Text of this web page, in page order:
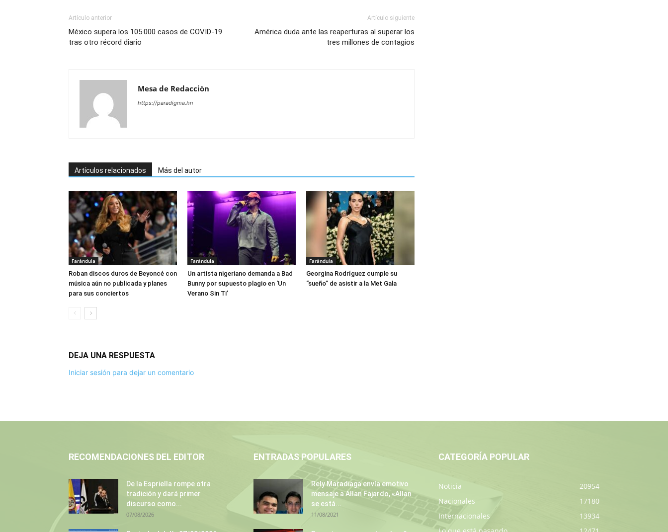
Artículo anterior
México supera los 105.000 casos de COVID-19
tras otro récord diario
Artículo siguiente
América duda ante las reaperturas al superar los
tres millones de contagios
Mesa de Redacciòn
https://paradigma.hn
Artículos relacionados Más del autor
Farándula
Roban discos duros de Beyoncé con
música aún no publicada y planes
para sus conciertos
Farándula
Un artista nigeriano demanda a Bad
Bunny por supuesto plagio en ‘Un
Verano Sin Ti’
Farándula
Georgina Rodríguez cumple su
“sueño” de asistir a la Met Gala
DEJA UNA RESPUESTA
Iniciar sesión para dejar un comentario
RECOMENDACIONES DEL EDITOR
De la Espriella rompe otra
tradición y dará primer
discurso como...
07/08/2026
ENTRADAS POPULARES
Rely Maradiaga envía emotivo
mensaje a Allan Fajardo, «Allan
se está...
11/08/2021
CATEGORÍA POPULAR
Noticia
20954
Nacionales
17180
Internacionales
13934